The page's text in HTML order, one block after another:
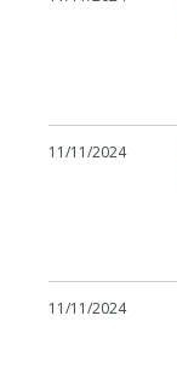
11/11/2024
11/11/2024